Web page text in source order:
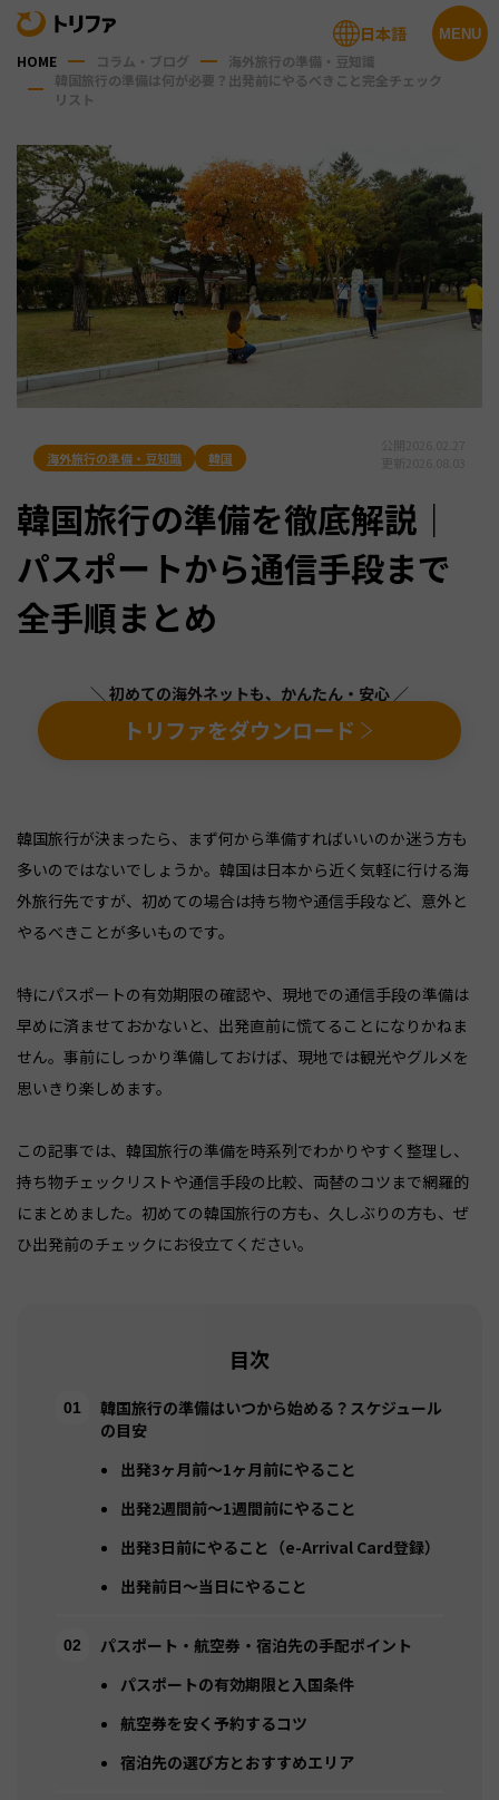
MENU
日本語
HOME コラム・ブログ
海外旅行の準備・豆知識
韓国旅行の準備は何が必要？出発前にやるべきこと完全チェック
リスト
海外旅行の準備・豆知識 韓国
韓国旅行の準備を徹底解説｜
パスポートから通信手段まで
全手順まとめ
＼ 初めての海外ネットも、かんたん・安心 ／
トリファをダウンロード
韓国旅行が決まったら、まず何から準備すればいいのか迷う方も
多いのではないでしょうか。韓国は日本から近く気軽に行ける海
外旅行先ですが、初めての場合は持ち物や通信手段など、意外と
やるべきことが多いものです。
特にパスポートの有効期限の確認や、現地での通信手段の準備は
早めに済ませておかないと、出発直前に慌てることになりかねま
せん。事前にしっかり準備しておけば、現地では観光やグルメを
思いきり楽しめます。
この記事では、韓国旅行の準備を時系列でわかりやすく整理し、
持ち物チェックリストや通信手段の比較、両替のコツまで網羅的
にまとめました。初めての韓国旅行の方も、久しぶりの方も、ぜ
ひ出発前のチェックにお役立てください。
目次
韓国旅行の準備はいつから始める？スケジュール
の目安
出発3ヶ月前〜1ヶ月前にやること
出発2週間前〜1週間前にやること
出発3日前にやること（e-Arrival Card登録）
出発前日〜当日にやること
パスポート・航空券・宿泊先の手配ポイント
パスポートの有効期限と入国条件
航空券を安く予約するコツ
宿泊先の選び方とおすすめエリア